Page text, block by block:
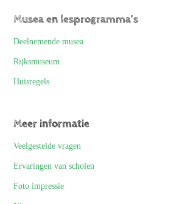
Musea en lesprogramma’s
Deelnemende musea
Rijksmuseum
Huisregels
Meer informatie
Veelgestelde vragen
Ervaringen van scholen
Foto impressie